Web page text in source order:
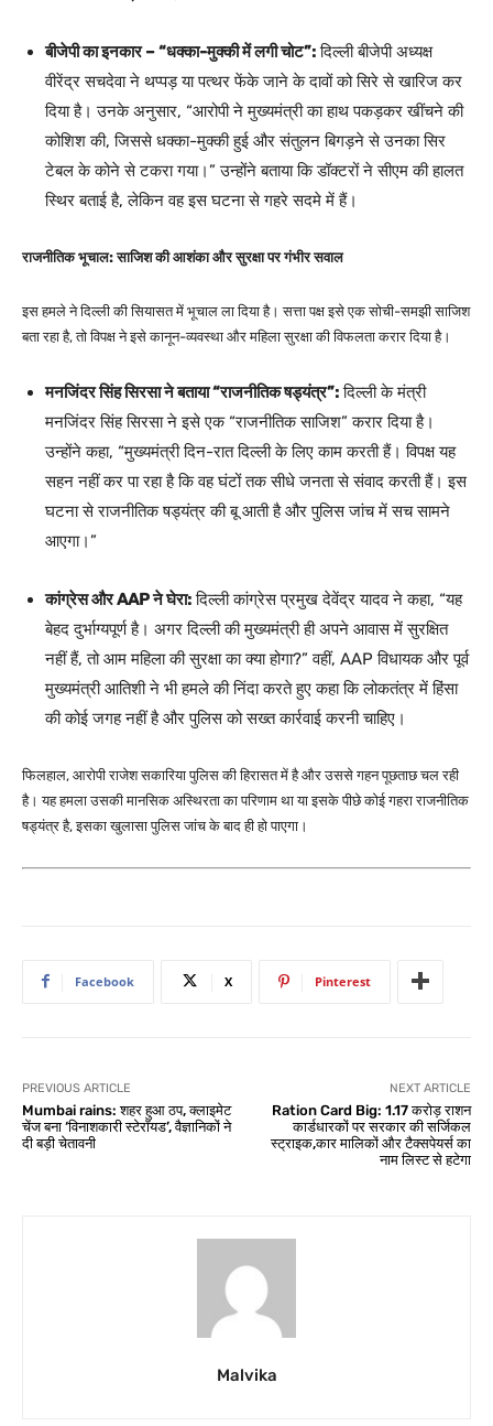
बीजेपी का इनकार – “धक्का-मुक्की में लगी चोट”:दिल्ली बीजेपी अध्यक्ष
वीरेंद्र सचदेवा ने थप्पड़ या पत्थर फेंके जाने के दावों को सिरे से खारिज कर
दिया है। उनके अनुसार, “आरोपी ने मुख्यमंत्री का हाथ पकड़कर खींचने की
कोशिश की, जिससे धक्का-मुक्की हुई और संतुलन बिगड़ने से उनका सिर
टेबल के कोने से टकरा गया।” उन्होंने बताया कि डॉक्टरों ने सीएम की हालत
स्थिर बताई है, लेकिन वह इस घटना से गहरे सदमे में हैं।
राजनीतिक भूचाल: साजिश की आशंका और सुरक्षा पर गंभीर सवाल
इस हमले ने दिल्ली की सियासत में भूचाल ला दिया है। सत्ता पक्ष इसे एक सोची-समझी साजिश
बता रहा है, तो विपक्ष ने इसे कानून-व्यवस्था और महिला सुरक्षा की विफलता करार दिया है।
मनजिंदर सिंह सिरसा ने बताया “राजनीतिक षड्यंत्र”:दिल्ली के मंत्री
मनजिंदर सिंह सिरसा ने इसे एक “राजनीतिक साजिश” करार दिया है।
उन्होंने कहा, “मुख्यमंत्री दिन-रात दिल्ली के लिए काम करती हैं। विपक्ष यह
सहन नहीं कर पा रहा है कि वह घंटों तक सीधे जनता से संवाद करती हैं। इस
घटना से राजनीतिक षड्यंत्र की बू आती है और पुलिस जांच में सच सामने
आएगा।”
कांग्रेस और AAP ने घेरा:दिल्ली कांग्रेस प्रमुख देवेंद्र यादव ने कहा, “यह
बेहद दुर्भाग्यपूर्ण है। अगर दिल्ली की मुख्यमंत्री ही अपने आवास में सुरक्षित
नहीं हैं, तो आम महिला की सुरक्षा का क्या होगा?” वहीं, AAP विधायक और पूर्व
मुख्यमंत्री आतिशी ने भी हमले की निंदा करते हुए कहा कि लोकतंत्र में हिंसा
की कोई जगह नहीं है और पुलिस को सख्त कार्रवाई करनी चाहिए।
फिलहाल, आरोपी राजेश सकारिया पुलिस की हिरासत में है और उससे गहन पूछताछ चल रही
है। यह हमला उसकी मानसिक अस्थिरता का परिणाम था या इसके पीछे कोई गहरा राजनीतिक
षड्यंत्र है, इसका खुलासा पुलिस जांच के बाद ही हो पाएगा।
Facebook X Pinterest
PREVIOUS ARTICLE
Mumbai rains: शहर हुआ ठप, क्लाइमेट
चेंज बना ‘विनाशकारी स्टेरॉयड’, वैज्ञानिकों ने
दी बड़ी चेतावनी
NEXT ARTICLE
Ration Card Big: 1.17 करोड़ राशन
कार्डधारकों पर सरकार की सर्जिकल
स्ट्राइक,कार मालिकों और टैक्सपेयर्स का
नाम लिस्ट से हटेगा
Malvika